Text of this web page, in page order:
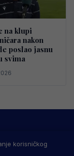
na klupi
nakon
poslao jasnu
svima
korisničkog